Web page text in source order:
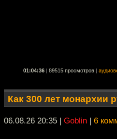
01:04:36 | 89515 просмотров |
Как 300 лет монархии
06.08.26 20:35 | Goblin | 6